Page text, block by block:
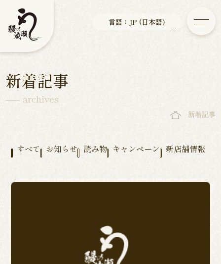
言語：JP (日本語)
新着記事
archives
新着記事
すべて お知らせ 読み物 キャンペーン 新店舗情報